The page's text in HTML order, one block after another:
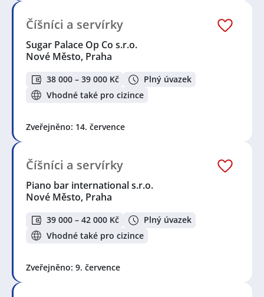
Číšníci a servírky
Sugar Palace Op Co s.r.o.
Nové Město, Praha
38 000 – 39 000 Kč
Plný úvazek
Vhodné také pro cizince
Zveřejněno: 14. července
Číšníci a servírky
Piano bar international s.r.o.
Nové Město, Praha
39 000 – 42 000 Kč
Plný úvazek
Vhodné také pro cizince
Zveřejněno: 9. července